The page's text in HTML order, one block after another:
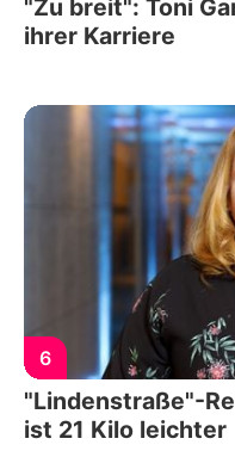
"Zu breit": Toni
ihrer Karriere
6
"Lindenstraße"-
ist 21 Kilo leichter